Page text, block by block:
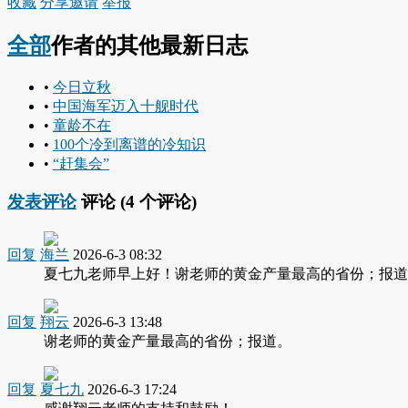
全部作者的其他最新日志
• 今日立秋
• 中国海军迈入十舰时代
• 童龄不在
• 100个冷到离谱的冷知识
• “赶集会”
发表评论评论 (4 个评论)
回复 海兰 2026-6-3 08:32
夏七九老师早上好！谢老师的黄金产量最高的省份；报
回复 翔云 2026-6-3 13:48
谢老师的黄金产量最高的省份；报道。
回复 夏七九 2026-6-3 17:24